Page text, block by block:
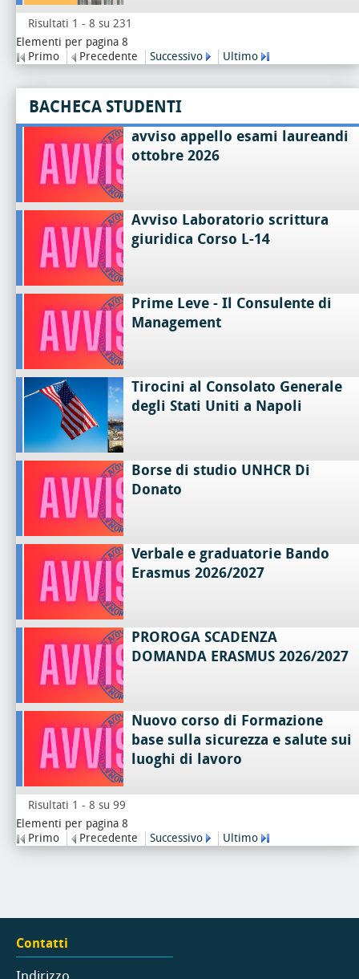
Risultati 1 - 8 su 231
Elementi per pagina 8
Primo
Precedente Successivo Ultimo
BACHECA STUDENTI
avviso appello esami laureandi
ottobre 2026
Avviso Laboratorio scrittura
giuridica Corso L-14
Prime Leve - Il Consulente di
Management
Tirocini al Consolato Generale
degli Stati Uniti a Napoli
Borse di studio UNHCR Di
Donato
Verbale e graduatorie Bando
Erasmus 2026/2027
PROROGA SCADENZA
DOMANDA ERASMUS 2026/2027
Nuovo corso di Formazione
base sulla sicurezza e salute sui
luoghi di lavoro
Risultati 1 - 8 su 99
Elementi per pagina 8
Primo
Precedente Successivo Ultimo
Contatti
Indirizzo